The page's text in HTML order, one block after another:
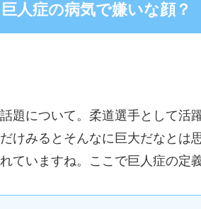
人症の病気で嫌いな顔？
題について。柔道選手として活
けみるとそんなに巨大だなとは
ていますね。ここで巨人症の定